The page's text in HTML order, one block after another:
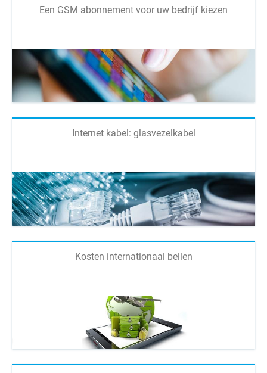
Een GSM abonnement voor uw bedrijf kiezen
Internet kabel: glasvezelkabel
Kosten internationaal bellen